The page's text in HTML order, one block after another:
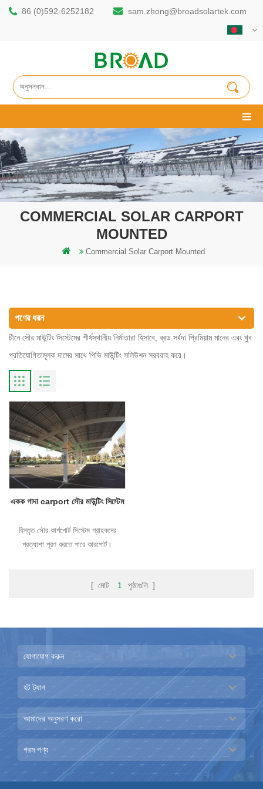
86 (0)592-6252182 sam.zhong@broadsolartek.com
COMMERCIAL SOLAR CARPORT
MOUNTED
Commercial Solar Carport Mounted
পণের ধরন
চীনে সৌর মাউন্টিং সিস্টেমের শীর্ষস্থানীয় নির্মাতারা হিসাবে, ব্রড সর্বদা প্রিমিয়াম মানের এবং খুব
প্রতিযোগিতামূলক দামের সাথে পিভি মাউন্টিং সলিউশন সরবরাহ করে।
একক গাদা carport সৌর মাউন্টিং সিস্টেম
বিস্তৃত সৌর কার্পপোর্ট সিস্টেম গ্রাহকদের
প্রত্যাশা পূরণ করতে পারে কারপোর্ট।
[ মোট 1 পৃষ্ঠাগুলি ]
যোগাযোগ করুন
হট ট্যাগ
আমাদের অনুসরণ করো
গরম পণ্য